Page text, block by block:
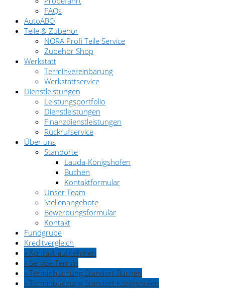
FAQs
AutoABO
Teile & Zubehör
NORA Profi Teile Service
Zubehör Shop
Werkstatt
Terminvereinbarung
Werkstattservice
Dienstleistungen
Leistungsportfolio
Dienstleistungen
Finanzdienstleistungen
Rückrufservice
Über uns
Standorte
Lauda-Königshofen
Buchen
Kontaktformular
Unser Team
Stellenangebote
Bewerbungsformular
Kontakt
Fundgrube
Kreditvergleich
» Kontakt aufnehmen
» Service Termin
» Terminbuchung Standort Buchen
» Terminbuchung Standort Königshofen